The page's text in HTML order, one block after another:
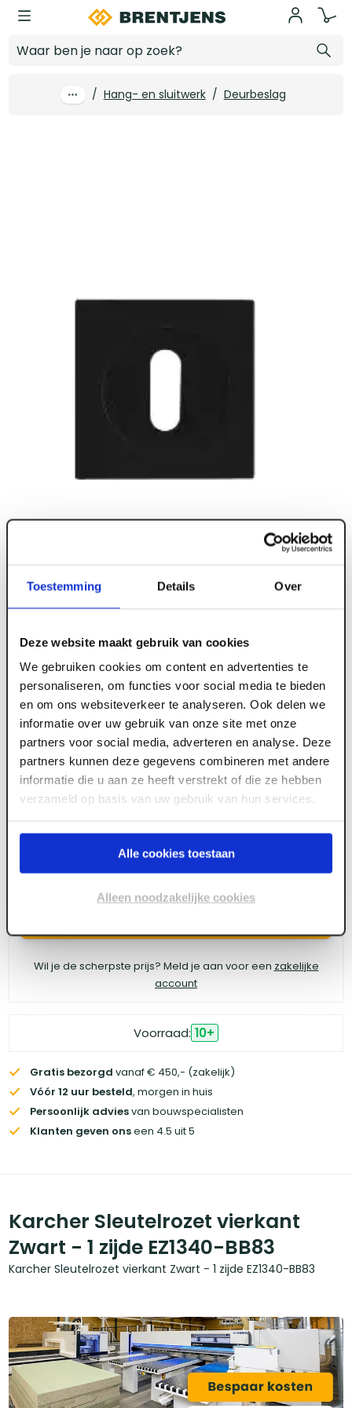
Toestemming Details Over
Deze website maakt gebruik van cookies
We gebruiken cookies om content en advertenties te
personaliseren, om functies voor social media te bieden
en om ons websiteverkeer te analyseren. Ook delen we
informatie over uw gebruik van onze site met onze
partners voor social media, adverteren en analyse. Deze
partners kunnen deze gegevens combineren met andere
informatie die u aan ze heeft verstrekt of die ze hebben
verzameld op basis van uw gebruik van hun services.
Alle cookies toestaan
Alleen noodzakelijke cookies
Ga naar hoofdinhoud
/ Hang- en sluitwerk / Deurbeslag
ART003059
Karcher Sleutelrozet vierkant Zwart - 1 zijde
EZ1340-BB83
te krijgen tot de prijzen.
Wil je de scherpste prijs? Meld je aan voor een zakelijke
account
Voorraad: 10+
Gratis bezorgd vanaf € 450,- (zakelijk)
Vóór 12 uur besteld, morgen in huis
Persoonlijk adviesvan bouwspecialisten
Klanten geven onseen 4.5 uit 5
Karcher Sleutelrozet vierkant
Zwart - 1 zijde EZ1340-BB83
Karcher Sleutelrozet vierkant Zwart - 1 zijde EZ1340-BB83
Log in voor prijzen